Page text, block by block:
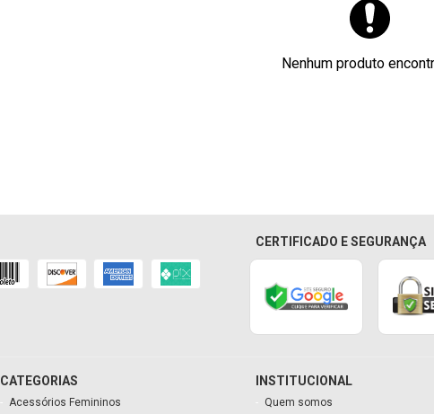
Nenhum produto
CERTIFICADO E SEGURANÇA
CATEGORIAS
Acessórios Femininos
INSTITUCIONAL
Quem somos